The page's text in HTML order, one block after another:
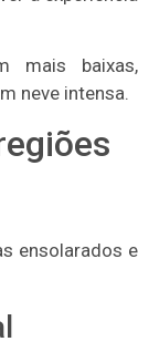
mais baixas,
neve intensa.
ensolarados e